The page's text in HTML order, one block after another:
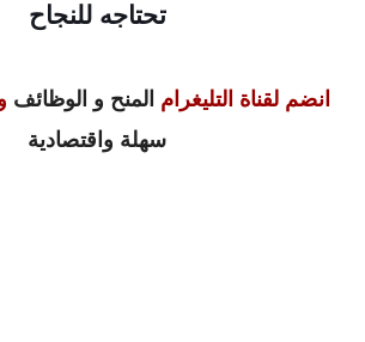
تحتاجه للنجاح
انضم لقناة التليغرام المنح و الوظائف
سهلة واقتصادية